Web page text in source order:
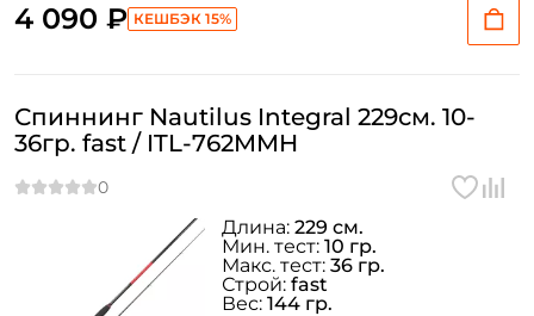
4 090 ₽ КЕШБЭК 15%
Спиннинг Nautilus Integral 229см. 10-
36гр. fast / ITL-762MMH
Длина: 229 см.
Мин. тест: 10 гр.
Макс. тест: 36 гр.
Строй: fast
Вес: 144 гр.